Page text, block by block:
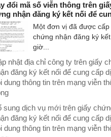
đổi mã số viễn thông trên
nhận đăng ký kết nối để
dịch vụ nội dung thông tin trên
viễn thông di động
Một đơn vị đã được cấp
chứng nhận đăng ký
giờ...
nhật địa chỉ công ty trên giấy
đăng ký kết nối để cung cấp
dung thông tin trên mạng viễn
sung dịch vụ mới trên giấy
đăng ký kết nối để cung cấp
dung thông tin trên mạng viễn